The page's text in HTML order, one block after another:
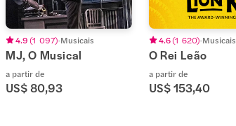
4.9(1 097) Musicais
MJ, O Musical
a partir de
US$ 80,93
4.6(1 620) Musicais
O Rei Leão
a partir de
US$ 153,40